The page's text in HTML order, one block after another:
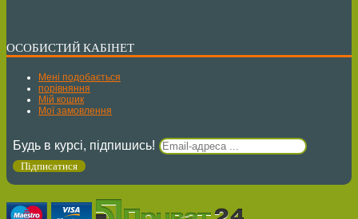
ОСОБИСТИЙ КАБІНЕТ
Мені подобається
порівняння
Мій кошик
Мої замовлення
Будь в курсі, підпишись!
Підписатися